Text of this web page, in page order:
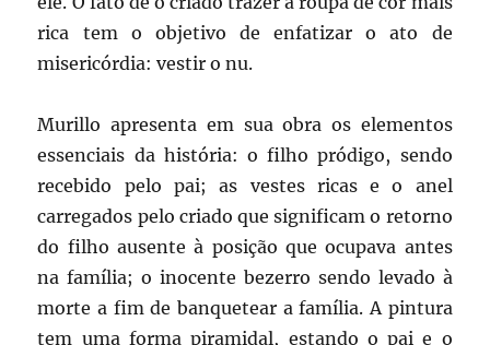
rica tem o objetivo de enfatizar o ato de
misericórdia: vestir o nu.
Murillo apresenta em sua obra os elementos
essenciais da história: o filho pródigo, sendo
recebido pelo pai; as vestes ricas e o anel
carregados pelo criado que significam o retorno
do filho ausente à posição que ocupava antes
na família; o inocente bezerro sendo levado à
morte a fim de banquetear a família. A pintura
tem uma forma piramidal, estando o pai e o